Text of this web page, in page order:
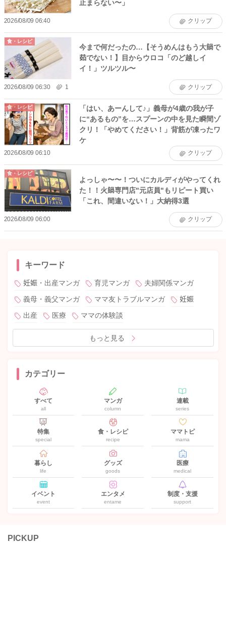
止まらない〜」
2026/08/09 06:40 クリップ
食・レシピ
今まで何だったの…【そうめんはもう大鍋で
茹でない！】目からウロコ「のど越しイ
イ！」ツルツル〜
2026/08/09 06:30 1 クリップ
食・レシピ
「はい、あーんして♪」義母が4歳の我が子
に“あるもの”を…スプーンの中を見た瞬間ゾ
クリ！「やめてください！」背筋が凍ったワ
ケ
2026/08/09 06:10 クリップ
食・レシピ
よっしゃ〜〜！ついにカルディがやってくれ
た！！火鍋専門店"元店員"もリピート買い
「これ、間違いない！」大納得3選
2026/08/09 06:00 クリップ
キーワード
妊娠・出産マンガ 育児マンガ
夫婦関係マンガ
義母・義父マンガ
ママ友トラブルマンガ
妊娠
出産
医療 ママの体験談
もっと見る
カテゴリー
すべて
all
マンガ
column
連載
series
特集
special
食・レシピ
recipe
ママトピ
mama
暮らし
life
グッズ
goods
医療
medical
イベント
event
エンタメ
entame
制度・支援
support
PICKUP